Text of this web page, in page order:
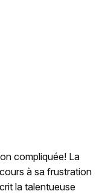
compliquée! La
à sa frustration
la talentueuse